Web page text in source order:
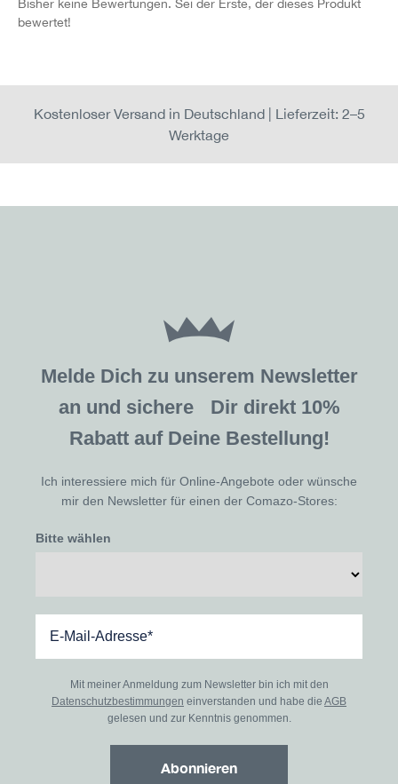
Bisher keine Bewertungen. Sei der Erste, der dieses Produkt
bewertet!
Kostenloser Versand in Deutschland | Lieferzeit: 2–5
Werktage
Melde Dich zu unserem Newsletter
an und sichere Dir direkt 10%
Rabatt auf Deine Bestellung!
Ich interessiere mich für Online-Angebote oder wünsche
mir den Newsletter für einen der Comazo-Stores:
Bitte wählen
Mit meiner Anmeldung zum Newsletter bin ich mit den
Datenschutzbestimmungen einverstanden und habe die AGB
gelesen und zur Kenntnis genommen.
Abonnieren